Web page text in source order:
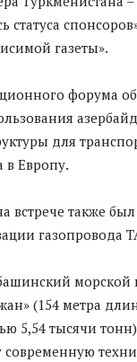
статуса
газеты».
форума
для
в Европу.
встрече также
газопровода
(154 метра
5,54 тысячи
современную